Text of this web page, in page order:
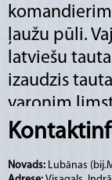
ļaužu pūli.
latviešu
izaudzis
varonim
pusi, kur
Pulkveža
no milzīga
Novads: Lubānas